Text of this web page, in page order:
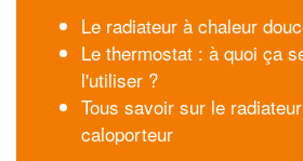
Le radiateur à chaleur
Le thermostat : à quoi ça
l'utiliser ?
Tous savoir sur le
caloporteur